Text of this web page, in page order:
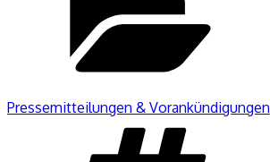
Pressemitteilungen & Vorankündigungen